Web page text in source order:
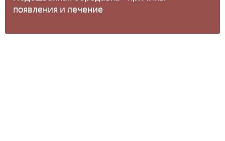
появления и лечение